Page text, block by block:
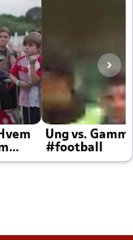
Ung vs.
#football